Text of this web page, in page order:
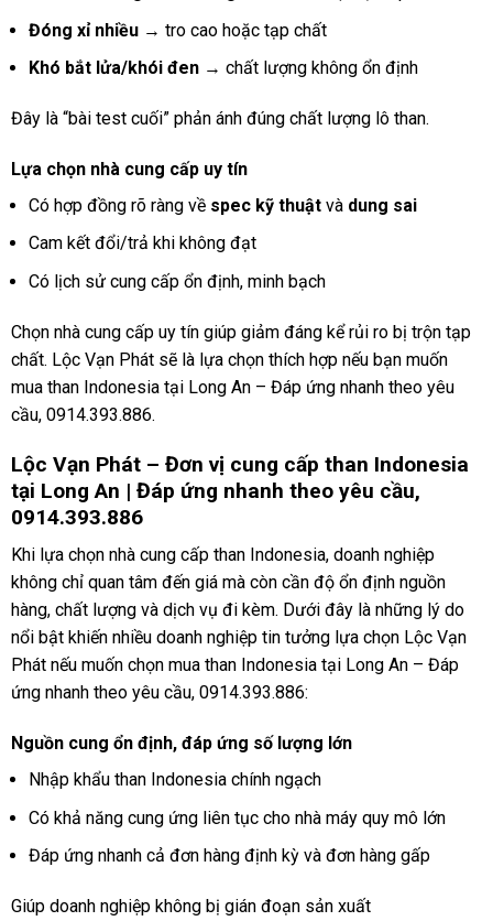
Đóng xỉ nhiều→ tro cao hoặc tạp chất
Khó bắt lửa/khói đen→ chất lượng không ổn định
Đây là “bài test cuối” phản ánh đúng chất lượng lô than.
Lựa chọn nhà cung cấp uy tín
Có hợp đồng rõ ràng về spec kỹ thuậtvà dung sai
Cam kết đổi/trả khi không đạt
Có lịch sử cung cấp ổn định, minh bạch
Chọn nhà cung cấp uy tín giúp giảm đáng kể rủi ro bị trộn tạp
chất. Lộc Vạn Phát sẽ là lựa chọn thích hợp nếu bạn muốn
mua than Indonesia tại Long An – Đáp ứng nhanh theo yêu
cầu, 0914.393.886.
Lộc Vạn Phát – Đơn vị cung cấp than Indonesia
tại Long An | Đáp ứng nhanh theo yêu cầu,
0914.393.886
Khi lựa chọn nhà cung cấp than Indonesia, doanh nghiệp
không chỉ quan tâm đến giá mà còn cần độ ổn định nguồn
hàng, chất lượng và dịch vụ đi kèm. Dưới đây là những lý do
nổi bật khiến nhiều doanh nghiệp tin tưởng lựa chọn Lộc Vạn
Phát nếu muốn chọn mua than Indonesia tại Long An – Đáp
ứng nhanh theo yêu cầu, 0914.393.886:
Nguồn cung ổn định, đáp ứng số lượng lớn
Nhập khẩu than Indonesia chính ngạch
Có khả năng cung ứng liên tục cho nhà máy quy mô lớn
Đáp ứng nhanh cả đơn hàng định kỳ và đơn hàng gấp
Giúp doanh nghiệp không bị gián đoạn sản xuất